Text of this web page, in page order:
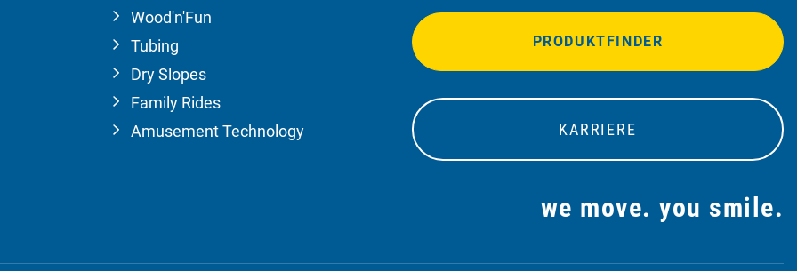
Wood'n'Fun
Tubing
Dry Slopes
Family Rides
Amusement Technology
PRODUKTFINDER
KARRIERE
we move. you smile.